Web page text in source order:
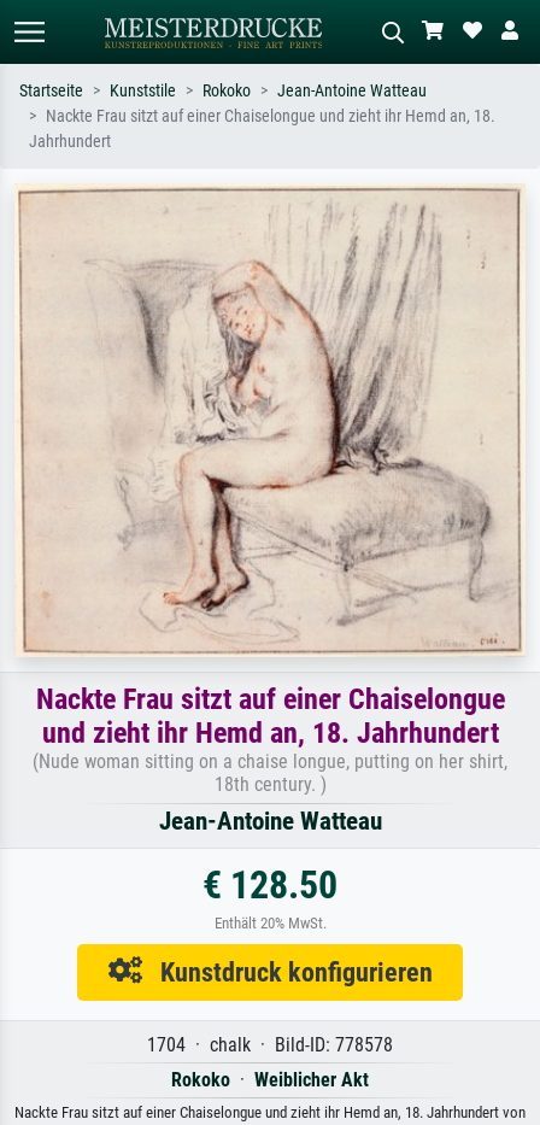
Wiese, Abstrakt mit viel Rot, Dunkles
Ölgemälde, Stehender Akt neben einem
Baum.
Startseite Kunststile Rokoko
Jean-Antoine Watteau
Nackte Frau sitzt auf einer Chaiselongue und zieht ihr Hemd an, 18.
Jahrhundert
Nackte Frau sitzt auf einer Chaiselongue
und zieht ihr Hemd an, 18. Jahrhundert
(Nude woman sitting on a chaise longue, putting on her shirt,
18th century. )
Jean-Antoine Watteau
€ 128.50
Enthält 20% MwSt.
Kunstdruck konfigurieren
1704 · chalk · Bild-ID: 778578
Rokoko · Weiblicher Akt
Nackte Frau sitzt auf einer Chaiselongue und zieht ihr Hemd an, 18. Jahrhundert von